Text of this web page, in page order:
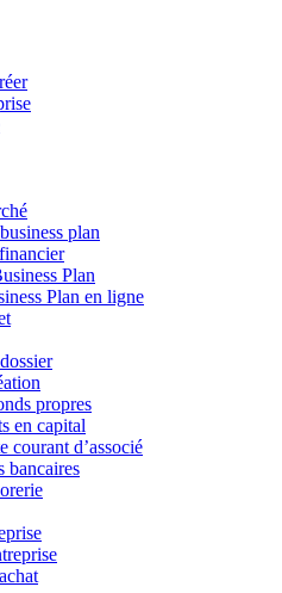
plan
Plan
Plan en ligne
propres
en capital
courant d’associé
bancaires